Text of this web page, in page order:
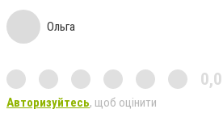
Ольга
0,0
Авторизуйтесь, щоб оцінити